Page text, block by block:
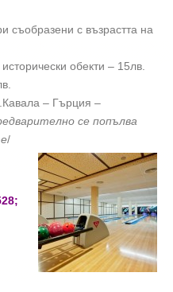
съобразени с възрастта на
обекти – 15лв.
– Гърция –
се попълва
/